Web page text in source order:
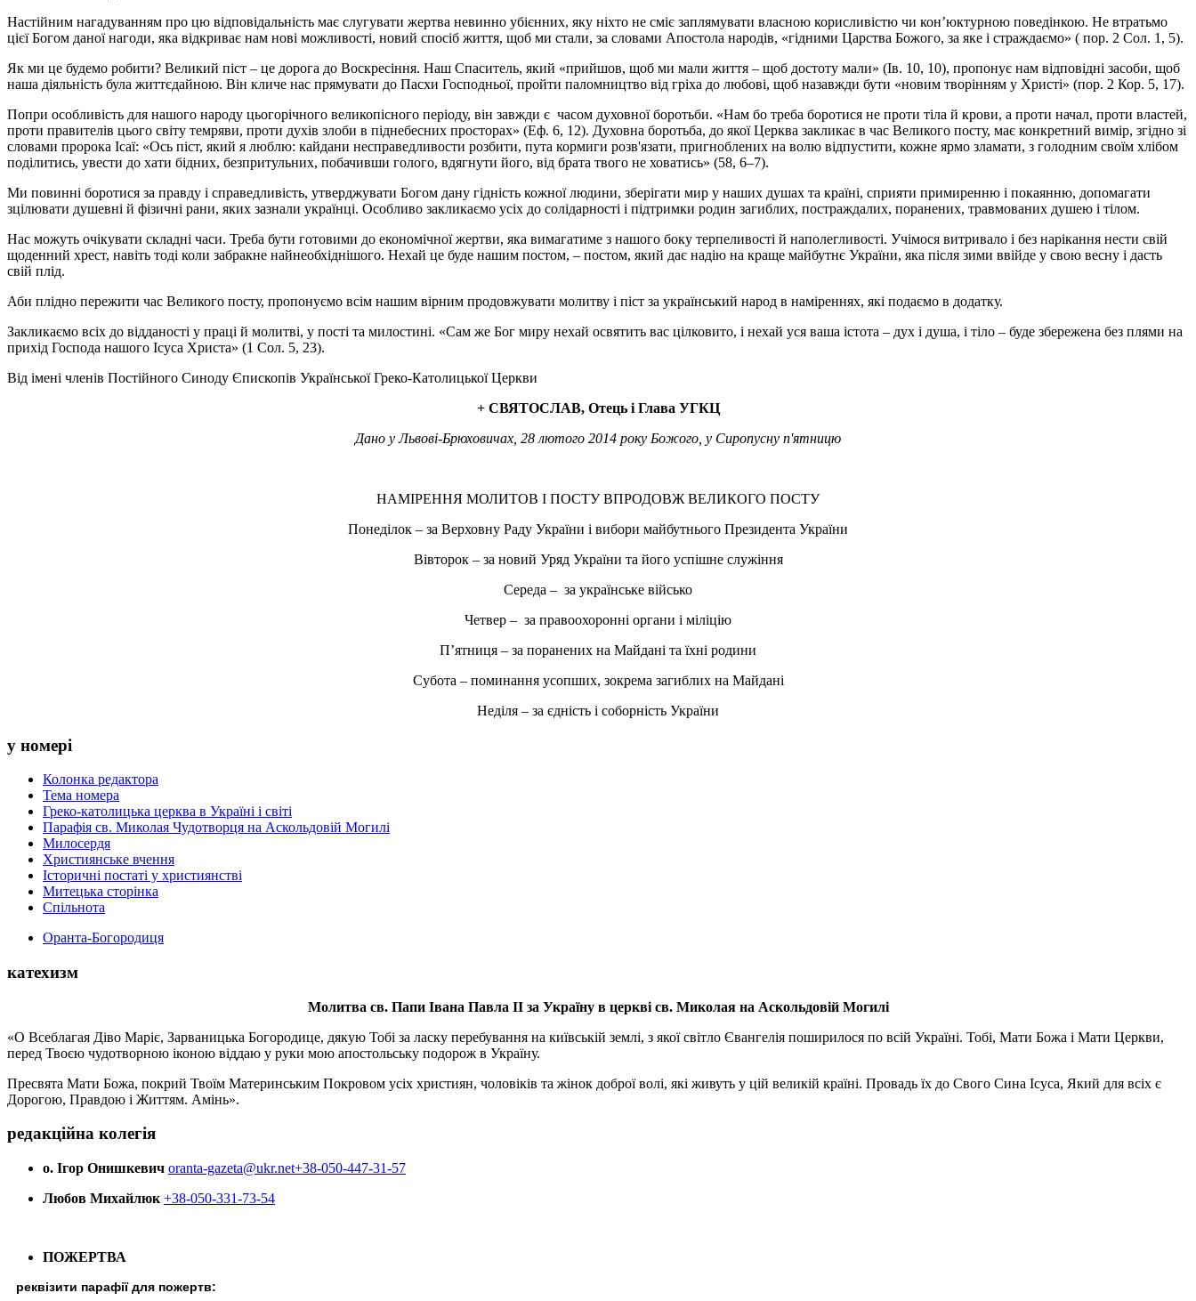
Настійним нагадуванням про цю відповідальність має слугувати жертва невинно убієнних, яку ніхто не сміє заплямувати власною корисливістю чи кон’юктурною поведінкою. Не втратьмо
цієї Богом даної нагоди, яка відкриває нам нові можливості, новий спосіб життя, щоб ми стали, за словами Апостола народів, «гідними Царства Божого, за яке і страждаємо» ( пор. 2 Сол. 1, 5).
Як ми це будемо робити? Великий піст – це дорога до Воскресіння. Наш Спаситель, який «прийшов, щоб ми мали життя – щоб достоту мали» (Ів. 10, 10), пропонує нам відповідні засоби, щоб
наша діяльність була життєдайною. Він кличе нас прямувати до Пасхи Господньої, пройти паломництво від гріха до любові, щоб назавжди бути «новим творінням у Христі» (пор. 2 Кор. 5, 17).
Попри особливість для нашого народу цьогорічного великопісного періоду, він завжди є часом духовної боротьби. «Нам бо треба боротися не проти тіла й крови, а проти начал, проти властей,
проти правителів цього світу темряви, проти духів злоби в піднебесних просторах» (Еф. 6, 12). Духовна боротьба, до якої Церква закликає в час Великого посту, має конкретний вимір, згідно зі
словами пророка Ісаї: «Ось піст, який я люблю: кайдани несправедливости розбити, пута кормиги розв'язати, пригноблених на волю відпустити, кожне ярмо зламати, з голодним своїм хлібом
поділитись, увести до хати бідних, безпритульних, побачивши голого, вдягнути його, від брата твого не ховатись» (58, 6–7).
Ми повинні боротися за правду і справедливість, утверджувати Богом дану гідність кожної людини, зберігати мир у наших душах та країні, сприяти примиренню і покаянню, допомагати
зцілювати душевні й фізичні рани, яких зазнали українці. Особливо закликаємо усіх до солідарності і підтримки родин загиблих, постраждалих, поранених, травмованих душею і тілом.
Нас можуть очікувати складні часи. Треба бути готовими до економічної жертви, яка вимагатиме з нашого боку терпеливості й наполегливості. Учімося витривало і без нарікання нести свій
щоденний хрест, навіть тоді коли забракне найнеобхіднішого. Нехай це буде нашим постом, – постом, який дає надію на краще майбутнє України, яка після зими ввійде у свою весну і дасть
свій плід.
Аби плідно пережити час Великого посту, пропонуємо всім нашим вірним продовжувати молитву і піст за український народ в наміреннях, які подаємо в додатку.
Закликаємо всіх до відданості у праці й молитві, у пості та милостині. «Сам же Бог миру нехай освятить вас цілковито, і нехай уся ваша істота – дух і душа, і тіло – буде збережена без плями на
прихід Господа нашого Ісуса Христа» (1 Сол. 5, 23).
Від імені членів Постійного Синоду Єпископів Української Греко-Католицької Церкви
+ СВЯТОСЛАВ, Отець і Глава УГКЦ
Дано у Львові-Брюховичах, 28 лютого 2014 року Божого, у Сиропусну п'ятницю
НАМІРЕННЯ МОЛИТОВ І ПОСТУ ВПРОДОВЖ ВЕЛИКОГО ПОСТУ
Понеділок – за Верховну Раду України і вибори майбутнього Президента України
Вівторок – за новий Уряд України та його успішне служіння
Середа – за українське військо
Четвер – за правоохоронні органи і міліцію
П’ятниця – за поранених на Майдані та їхні родини
Субота – поминання усопших, зокрема загиблих на Майдані
Неділя – за єдність і соборність України
у номері
Колонка редактора
Тема номера
Греко-католицька церква в Україні і світі
Парафія св. Миколая Чудотворця на Аскольдовій Могилі
Милосердя
Християнське вчення
Історичні постаті у християнстві
Митецька сторінка
Спільнота
Оранта-Богородиця
катехизм
Молитва св. Папи Івана Павла ІІ за Україну в церкві св. Миколая на Аскольдовій Могилі
«О Всеблагая Діво Маріє, Зарваницька Богородице, дякую Тобі за ласку перебування на київській землі, з якої світло Євангелія поширилося по всій Україні. Тобі, Мати Божа і Мати Церкви,
перед Твоєю чудотворною іконою віддаю у руки мою апостольську подорож в Україну.
Пресвята Мати Божа, покрий Твоїм Материнським Покровом усіх християн, чоловіків та жінок доброї волі, які живуть у цій великій країні. Провадь їх до Свого Сина Ісуса, Який для всіх є
Дорогою, Правдою і Життям. Амінь».
редакційна колегія
о. Ігор Онишкевич oranta-gazeta@ukr.net+38-050-447-31-57
Любов Михайлюк +38-050-331-73-54
ПОЖЕРТВА
реквізити парафії для пожертв: